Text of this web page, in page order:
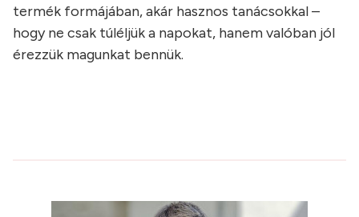
termék formájában, akár hasznos tanácsokkal –
hogy ne csak túléljük a napokat, hanem valóban jól
érezzük magunkat bennük.